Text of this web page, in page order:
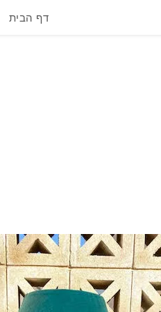
דף הבית